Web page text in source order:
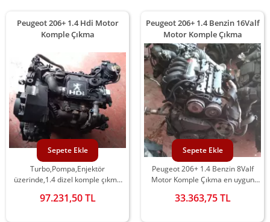
Peugeot 206+ 1.4 Hdi Motor
Komple Çıkma
Turbo,Pompa,Enjektör
üzerinde,1.4 dizel komple çıkma
97.231,50 TL
Sepete Ekle
Peugeot 206+ 1.4 Benzin 16Valf
Motor Komple Çıkma
Peugeot 206+ 1.4 Benzin 8Valf
Motor Komple Çıkma en uygun
33.363,75 TL
Sepete Ekle